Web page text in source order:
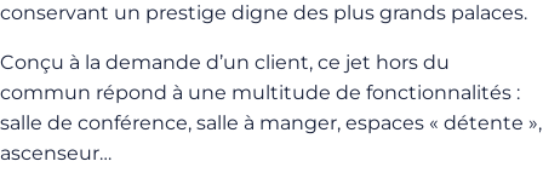
conservant un prestige digne des plus grands palaces.
Conçu à la demande d’un client, ce jet hors du
commun répond à une multitude de fonctionnalités :
salle de conférence, salle à manger, espaces « détente »,
ascenseur…